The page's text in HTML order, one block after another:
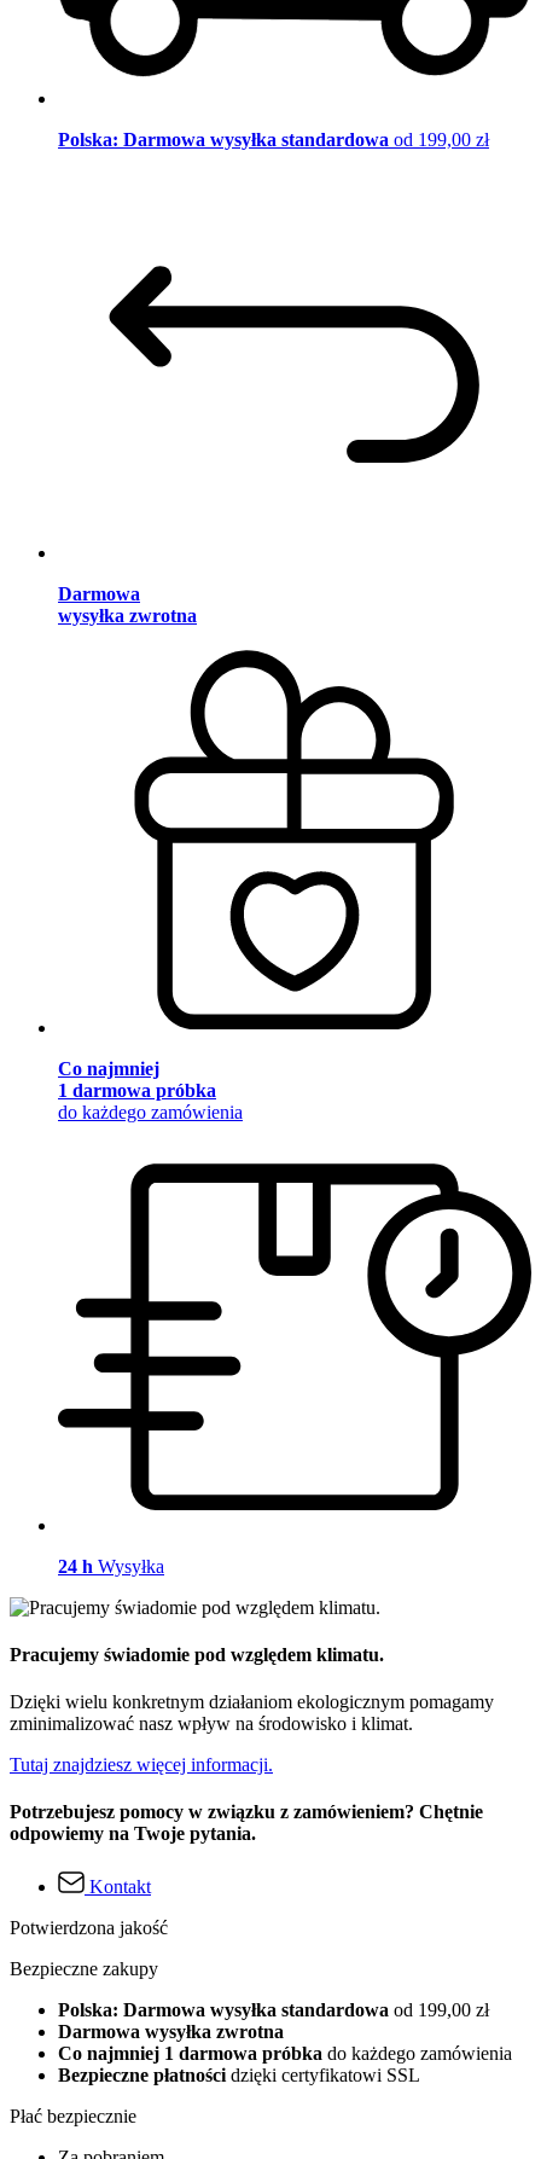
Polska: Darmowa wysyłka standardowa od 199,00 zł
Darmowa
wysyłka zwrotna
Co najmniej
1 darmowa próbka
do każdego zamówienia
24 h Wysyłka
Pracujemy świadomie pod względem klimatu.
Dzięki wielu konkretnym działaniom ekologicznym pomagamy
zminimalizować nasz wpływ na środowisko i klimat.
Tutaj znajdziesz więcej informacji.
Potrzebujesz pomocy w związku z zamówieniem? Chętnie
odpowiemy na Twoje pytania.
Kontakt
Potwierdzona jakość
Bezpieczne zakupy
Polska: Darmowa wysyłka standardowa od 199,00 zł
Darmowa wysyłka zwrotna
Co najmniej 1 darmowa próbka do każdego zamówienia
Bezpieczne płatności dzięki certyfikatowi SSL
Płać bezpiecznie